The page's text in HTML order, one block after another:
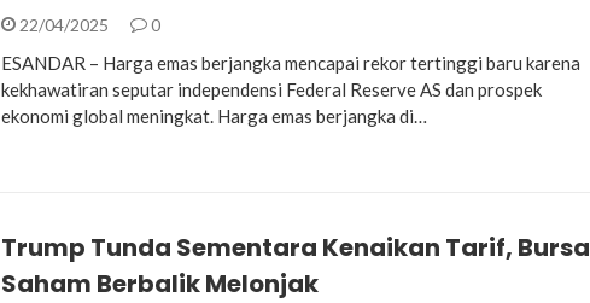
22/04/2025 0
ESANDAR – Harga emas berjangka mencapai rekor tertinggi baru karena
kekhawatiran seputar independensi Federal Reserve AS dan prospek
ekonomi global meningkat. Harga emas berjangka di…
Trump Tunda Sementara Kenaikan Tarif, Bursa
Saham Berbalik Melonjak